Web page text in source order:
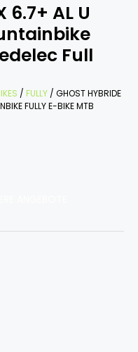
6.7+ AL U
Full
/ FULLY / GHOST HYBRIDE
FULLY E-BIKE MTB